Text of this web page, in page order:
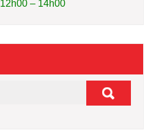
12h00 – 14h00